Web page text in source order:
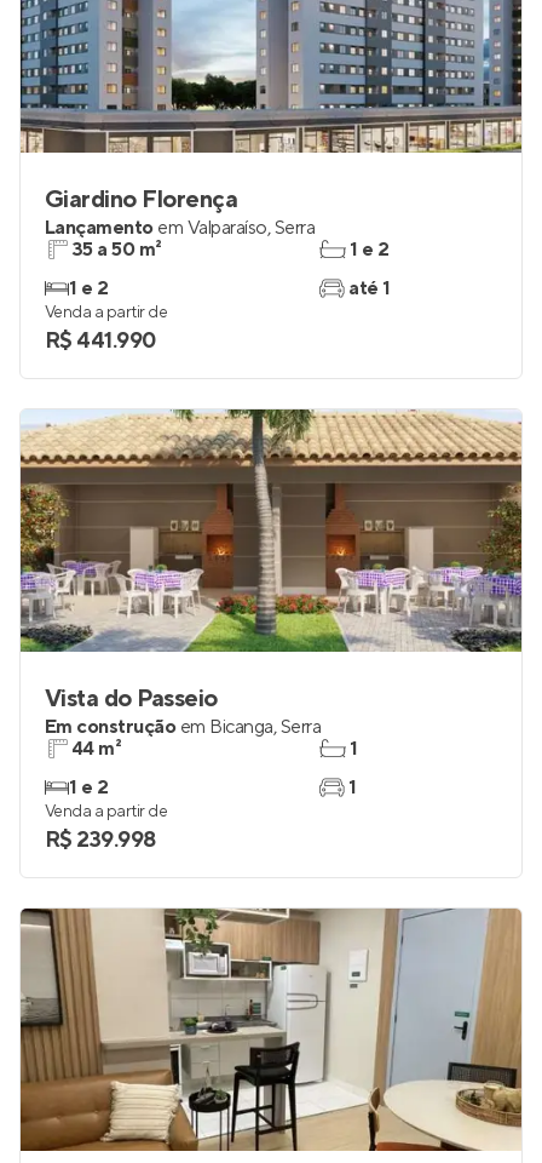
Giardino Florença
Lançamento em Valparaíso,Serra
35 a 50 m²
1 e 2
1 e 2
até 1
Venda a partir de
R$ 441.990
Vista do Passeio
Em construção em Bicanga,Serra
44 m²
1 e 2
1
1
Venda a partir de
R$ 239.998